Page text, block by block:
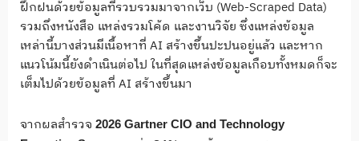
ฝึกฝนด้วยข้อมูลที่รวบรวมมาจากเว็บ (Web-Scraped Data)
รวมถึงหนังสือ แหล่งรวมโค้ด และงานวิจัย ซึ่งแหล่งข้อมูล
เหล่านี้บางส่วนมีเนื้อหาที่ AI สร้างขึ้นปะปนอยู่แล้ว และหาก
แนวโน้มนี้ยังดำเนินต่อไป ในที่สุดแหล่งข้อมูลเกือบทั้งหมดก็จะ
เต็มไปด้วยข้อมูลที่ AI สร้างขึ้นมา
จากผลสำรวจ 2026 Gartner CIO and Technology